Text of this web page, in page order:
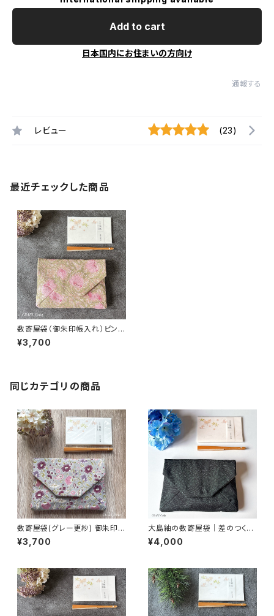
Add to cart
日本国内にお住まいの方向け
通報する
レビュー (23)
最近チェックした商品
数寄屋袋（御朱印帳入れ）ピンパ
ネル・ピンク柄／ウィリアムモリ
ス生地使用
¥3,700
同じカテゴリの商品
数寄屋袋(グレー更紗) 御朱印帳
¥3,700
大島紬の数寄屋袋｜差のつく一
点もの｜黒緑菊格子｜御朱印
帳入れにも
¥4,000